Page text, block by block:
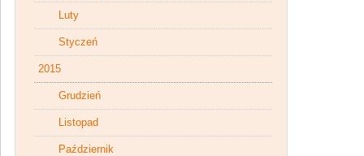
Luty
Styczeń
2015
Grudzień
Listopad
Październik